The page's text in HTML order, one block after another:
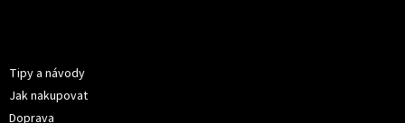
Tipy a návody
Jak nakupovat
Doprava